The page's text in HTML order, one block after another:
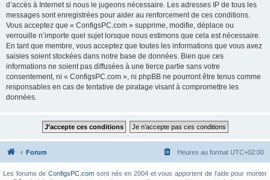
d’accès à Internet si nous le jugeons nécessaire. Les adresses IP de tous les
messages sont enregistrées pour aider au renforcement de ces conditions.
Vous acceptez que « ConfigsPC.com » supprime, modifie, déplace ou
verrouille n’importe quel sujet lorsque nous estimons que cela est nécessaire.
En tant que membre, vous acceptez que toutes les informations que vous avez
saisies soient stockées dans notre base de données. Bien que ces
informations ne soient pas diffusées à une tierce partie sans votre
consentement, ni « ConfigsPC.com », ni phpBB ne pourront être tenus comme
responsables en cas de tentative de piratage visant à compromettre les
données.
Forum Heures au format UTC+02:00
Les forums deConfigsPC.com sont nés en 2004 et vous apportent de l'aide pour monter